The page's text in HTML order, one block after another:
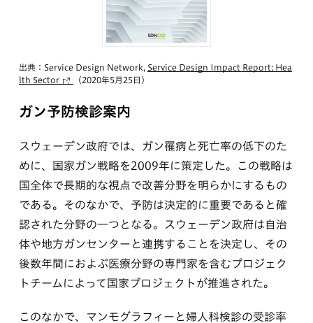
出典：Service Design Network, Service Design Impact Report: Hea
lth Sector
（2020年5月25日）
ガン予防検診案内
スウェーデン政府では、ガン罹病と死亡率の低下のた
めに、国家ガン戦略を2009年に策定した。この戦略は
国全体で長期的な視点で改善分野を明らかにするもの
である。そのなかで、予防は決定的に重要であると確
認された分野の一つとなる。スウェーデン政府は自治
体や地方ガンセンターと連携することを決定し、その
後数年間におよぶ医療分野の専門家を含むプロジェク
トチームによって国家プロジェクトが推進された。
このなかで、マンモグラフィーと婦人科検診の受診率